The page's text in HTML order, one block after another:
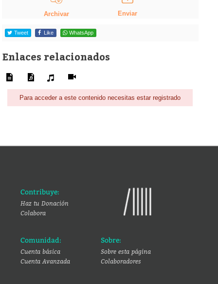
Archivar Enviar
Tweet Like WhatsApp
Enlaces relacionados
Para acceder a este contenido necesitas estar registrado
Contribuye:
Haz tu Donación
Colabora
Comunidad:
Cuenta básica
Cuenta Avanzada
Sobre:
Sobre esta página
Colaboradores